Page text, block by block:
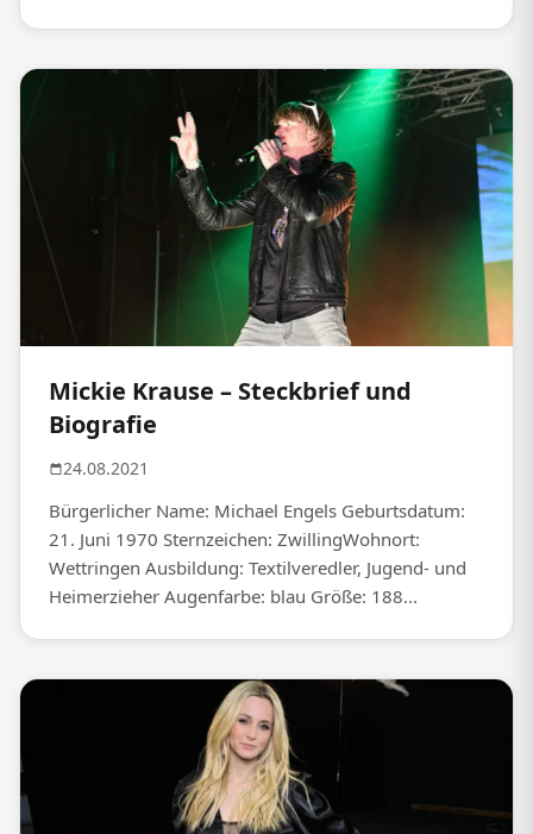
Mickie Krause – Steckbrief und
Biografie
24.08.2021
Bürgerlicher Name: Michael Engels Geburtsdatum:
21. Juni 1970 Sternzeichen: ZwillingWohnort:
Wettringen Ausbildung: Textilveredler, Jugend- und
Heimerzieher Augenfarbe: blau Größe: 188...